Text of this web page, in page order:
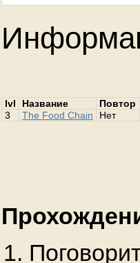
lvl Название Повтор
3
The Food Chain Нет